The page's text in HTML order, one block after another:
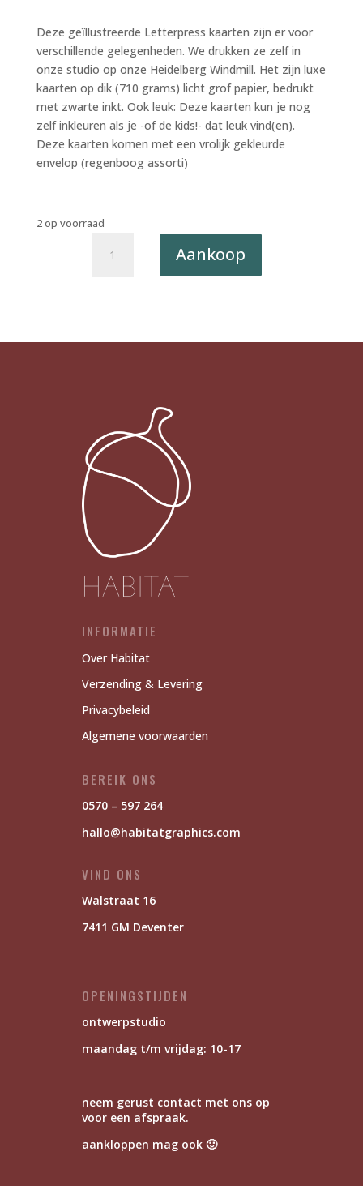
Deze geïllustreerde Letterpress kaarten zijn er voor
verschillende gelegenheden. We drukken ze zelf in
onze studio op onze Heidelberg Windmill. Het zijn luxe
kaarten op dik (710 grams) licht grof papier, bedrukt
met zwarte inkt. Ook leuk: Deze kaarten kun je nog
zelf inkleuren als je -of de kids!- dat leuk vind(en).
Deze kaarten komen met een vrolijk gekleurde
envelop (regenboog assorti)
2 op voorraad
postkaart
Aankoop
INFORMATIE
Over Habitat
Verzending & Levering
Privacybeleid
Algemene voorwaarden
BEREIK ONS
0570 – 597 264
hallo@habitatgraphics.com
VIND ONS
Walstraat 16
7411 GM Deventer
OPENINGSTIJDEN
ontwerpstudio
maandag t/m vrijdag: 10-17
neem gerust contact met ons op
voor een afspraak.
aankloppen mag ook 🙂